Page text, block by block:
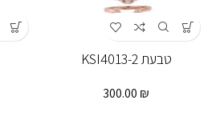
טבעת KSI4013-2
300.00 ₪